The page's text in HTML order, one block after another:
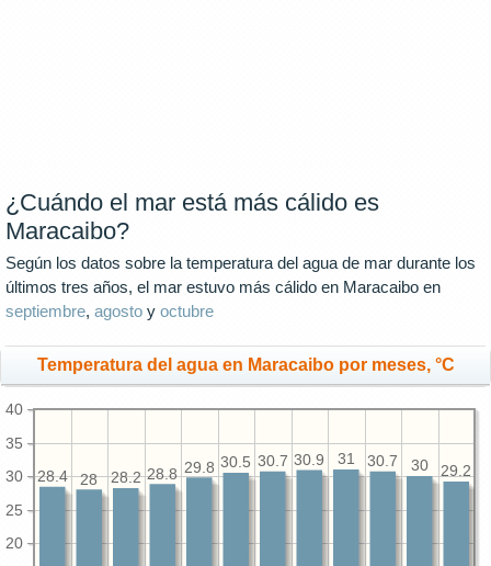
¿Cuándo el mar está más cálido es
Maracaibo?
Según los datos sobre la temperatura del agua de mar durante los
últimos tres años, el mar estuvo más cálido en Maracaibo en
septiembre, agosto y octubre
Temperatura del agua en Maracaibo por meses, °C
20
25
30
35
40
29.2
30
30.7
31
30.9
30.7
30.5
29.8
28.8
28.2
28
28.4